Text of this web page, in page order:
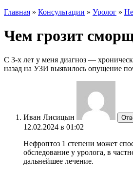
Главная » Консультации » Уролог »
Чем грозит
С 3-х лет у меня диагноз —
назад на УЗИ выявилось опущение
Иван Лисицын
12.02.2024 в 01:02
Нефроптоз 1 степени может
обследование у уролога, в
дальнейшее лечение.